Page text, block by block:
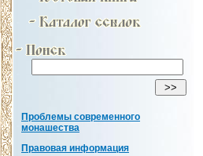
Проблемы современного
монашества
Правовая информация